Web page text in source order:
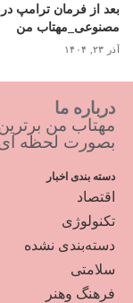
بعد از فرمان ترامپ
مصنوعی_مهتاب من
آذر ۲۳, ۱۴۰۴
درباره ما
مهتاب من برترین
بصورت لحظه
دسته بندی اخبار
اقتصاد
تکنولوژی
دسته‌بندی نشده
سلامتی
فرهنگ وهنر